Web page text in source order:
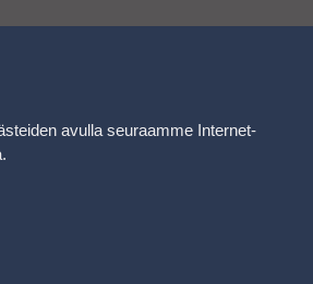
avulla seuraamme Internet-
.